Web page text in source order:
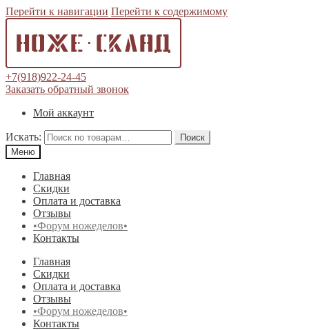
Перейти к навигации Перейти к содержимому
+7(918)922-24-45
Заказать обратный звонок
Мой аккаунт
Искать:
Поиск
Меню
Главная
Скидки
Оплата и доставка
Отзывы
•Форум ножеделов•
Контакты
Главная
Скидки
Оплата и доставка
Отзывы
•Форум ножеделов•
Контакты